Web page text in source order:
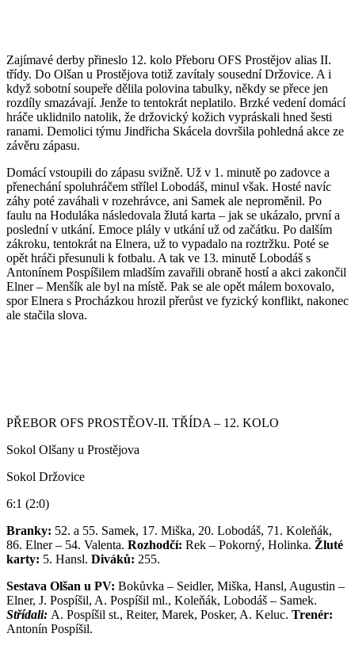
Zajímavé derby přineslo 12. kolo Přeboru OFS Prostějov alias II.
třídy. Do Olšan u Prostějova totiž zavítaly sousední Držovice. A i
když sobotní soupeře dělila polovina tabulky, někdy se přece jen
rozdíly smazávají. Jenže to tentokrát neplatilo. Brzké vedení domácí
hráče uklidnilo natolik, že držovický kožich vypráskali hned šesti
ranami. Demolici týmu Jindřicha Skácela dovršila pohledná akce ze
závěru zápasu.
Domácí vstoupili do zápasu svižně. Už v 1. minutě po zadovce a
přenechání spoluhráčem střílel Lobodáš, minul však. Hosté navíc
záhy poté zaváhali v rozehrávce, ani Samek ale neproměnil. Po
faulu na Hoduláka následovala žlutá karta – jak se ukázalo, první a
poslední v utkání. Emoce plály v utkání už od začátku. Po dalším
zákroku, tentokrát na Elnera, už to vypadalo na roztržku. Poté se
opět hráči přesunuli k fotbalu. A tak ve 13. minutě Lobodáš s
Antonínem Pospíšilem mladším zavařili obraně hostí a akci zakončil
Elner – Menšík ale byl na místě. Pak se ale opět málem boxovalo,
spor Elnera s Procházkou hrozil přerůst ve fyzický konflikt, nakonec
ale stačila slova.
PŘEBOR OFS PROSTĚOV-II. TŘÍDA – 12. KOLO
Sokol Olšany u Prostějova
Sokol Držovice
6:1 (2:0)
Branky: 52. a 55. Samek, 17. Miška, 20. Lobodáš, 71. Koleňák,
86. Elner – 54. Valenta. Rozhodčí: Rek – Pokorný, Holinka. Žluté
karty: 5. Hansl. Diváků: 255.
Sestava Olšan u PV: Bokůvka – Seidler, Miška, Hansl, Augustin –
Elner, J. Pospíšil, A. Pospíšil ml., Koleňák, Lobodáš – Samek.
Střídali: A. Pospíšil st., Reiter, Marek, Posker, A. Keluc. Trenér:
Antonín Pospíšil.